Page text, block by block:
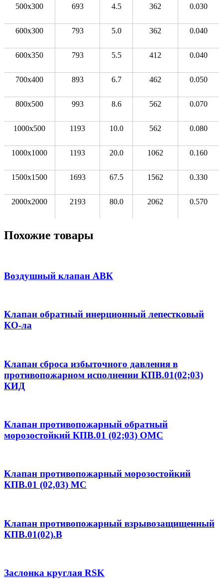
500x300 693 4.5 362 0.030
600x300 793 5.0 362 0.040
600x350 793 5.5 412 0.040
700x400 893 6.7 462 0.050
800x500 993 8.6 562 0.070
1000x500 1193 10.0 562 0.080
1000x1000 1193 20.0 1062 0.160
1500x1500 1693 67.5 1562 0.330
2000x2000 2193 80.0 2062 0.570
Похожие товары
Воздушный клапан АВК
Клапан обратный инерционный лепестковый
КО-ла
Клапан сброса избыточного давления в
противопожарном исполнении КПВ.01(02;03)
КИД
Клапан противопожарный обратный
морозостойкий КПВ.01 (02;03) ОМС
Клапан противопожарный морозостойкий
КПВ.01 (02,03) МС
Клапан противопожарный взрывозащищенный
КПВ.01(02).В
Заслонка круглая RSK